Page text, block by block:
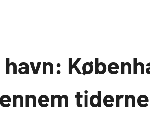
tiderne